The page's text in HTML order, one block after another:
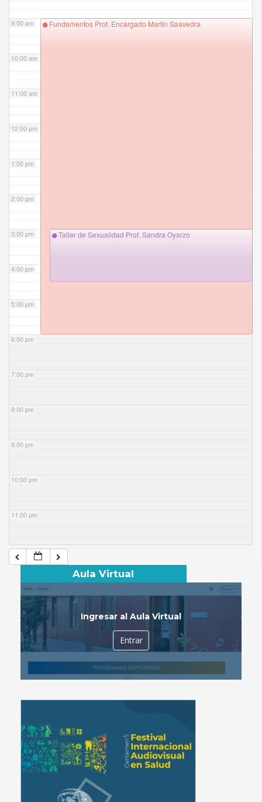
9:00 am
10:00 am
11:00 am
12:00 pm
1:00 pm
2:00 pm
3:00 pm
4:00 pm
5:00 pm
6:00 pm
7:00 pm
8:00 pm
9:00 pm
10:00 pm
11:00 pm
Fundamentos Prof. Encargado Martín Saavedra
Taller de Sexualidad Prof. Sandra Oyarzo
Aula Virtual
Ingresar al Aula Virtual
Entrar